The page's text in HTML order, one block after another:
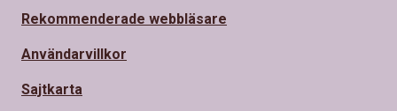
Rekommenderade webbläsare
Användarvillkor
Sajtkarta